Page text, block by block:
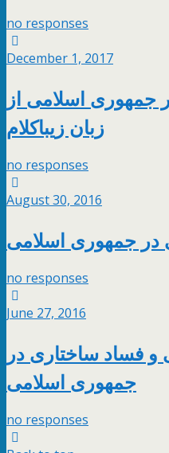
no responses
December 1, 2017
جمهوری اسلامی از
زبان زیباکلام
no responses
August 30, 2016
در جمهوری اسلامی
no responses
June 27, 2016
فساد ساختاری در
جمهوری اسلامی
no responses